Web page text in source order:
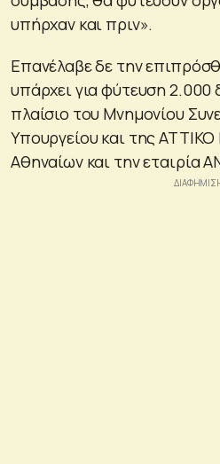
υπήρχαν και πριν».
Eπανέλαβε δε την
υπάρχει για φύτευση 2.000
πλαίσιο του Μνημονίου
Υπουργείου και της
Αθηναίων και την